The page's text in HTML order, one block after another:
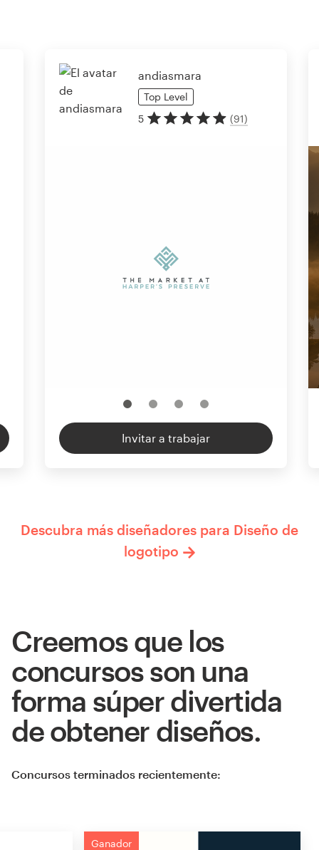
andiasmara
Top Level
5
(91)
Invitar a trabajar
Descubra más diseñadores para Diseño de
logotipo
Creemos que los
concursos son una
forma súper divertida
de obtener diseños.
Concursos terminados recientemente:
Ganador